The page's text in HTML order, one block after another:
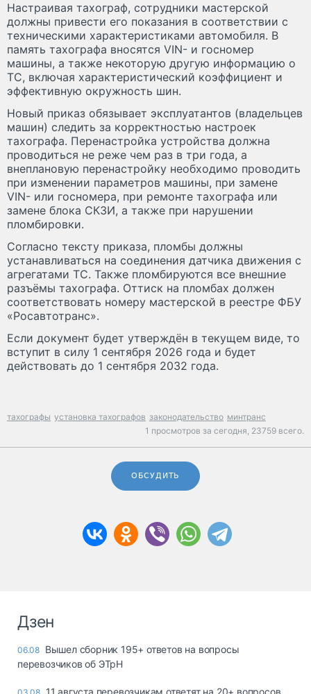
Настраивая тахограф, сотрудники мастерской
должны привести его показания в соответствии с
техническими характеристиками автомобиля. В
память тахографа вносятся VIN- и госномер
машины, а также некоторую другую информацию о
ТС, включая характеристический коэффициент и
эффективную окружность шин.
Новый приказ обязывает эксплуатантов (владельцев
машин) следить за корректностью настроек
тахографа. Перенастройка устройства должна
проводиться не реже чем раз в три года, а
внеплановую перенастройку необходимо проводить
при изменении параметров машины, при замене
VIN- или госномера, при ремонте тахографа или
замене блока СКЗИ, а также при нарушении
пломбировки.
Согласно тексту приказа, пломбы должны
устанавливаться на соединения датчика движения с
агрегатами ТС. Также пломбируются все внешние
разъёмы тахографа. Оттиск на пломбах должен
соответствовать номеру мастерской в реестре ФБУ
«Росавтотранс».
Если документ будет утверждён в текущем виде, то
вступит в силу 1 сентября 2026 года и будет
действовать до 1 сентября 2032 года.
тахографы установка тахографов законодательство минтранс
1 просмотров за сегодня, 23759 всего.
ОБСУДИТЬ
Дзен
06.08 Вышел сборник 195+ ответов на вопросы
перевозчиков об ЭТрН